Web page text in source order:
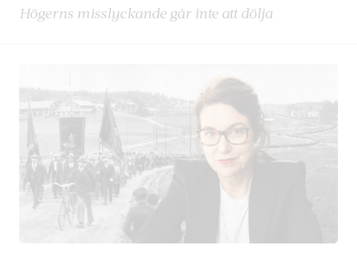
Högerns misslyckande går inte att dölja